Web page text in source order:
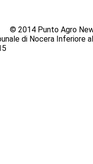
© 2014 Punto Agro
di Nocera Inferiore